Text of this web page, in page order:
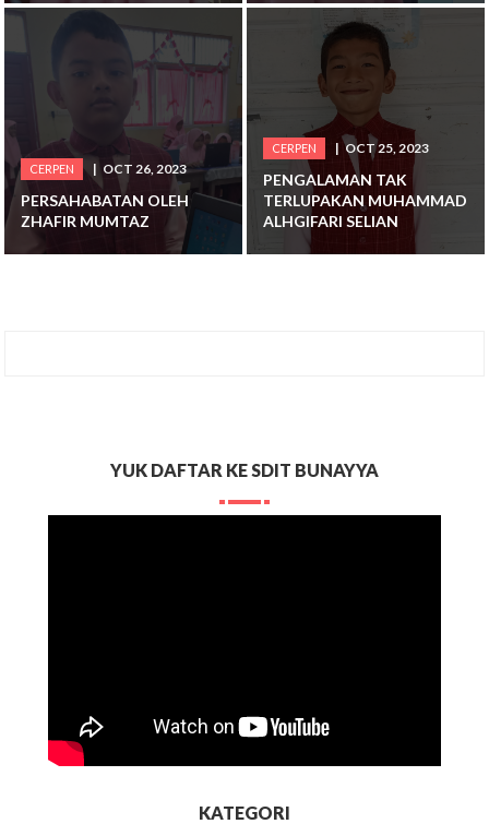
CERPEN OCT 26, 2023
PERSAHABATAN OLEH
ZHAFIR MUMTAZ
CERPEN OCT 25, 2023
PENGALAMAN TAK
TERLUPAKAN MUHAMMAD
ALHGIFARI SELIAN
YUK DAFTAR KE SDIT BUNAYYA
KATEGORI